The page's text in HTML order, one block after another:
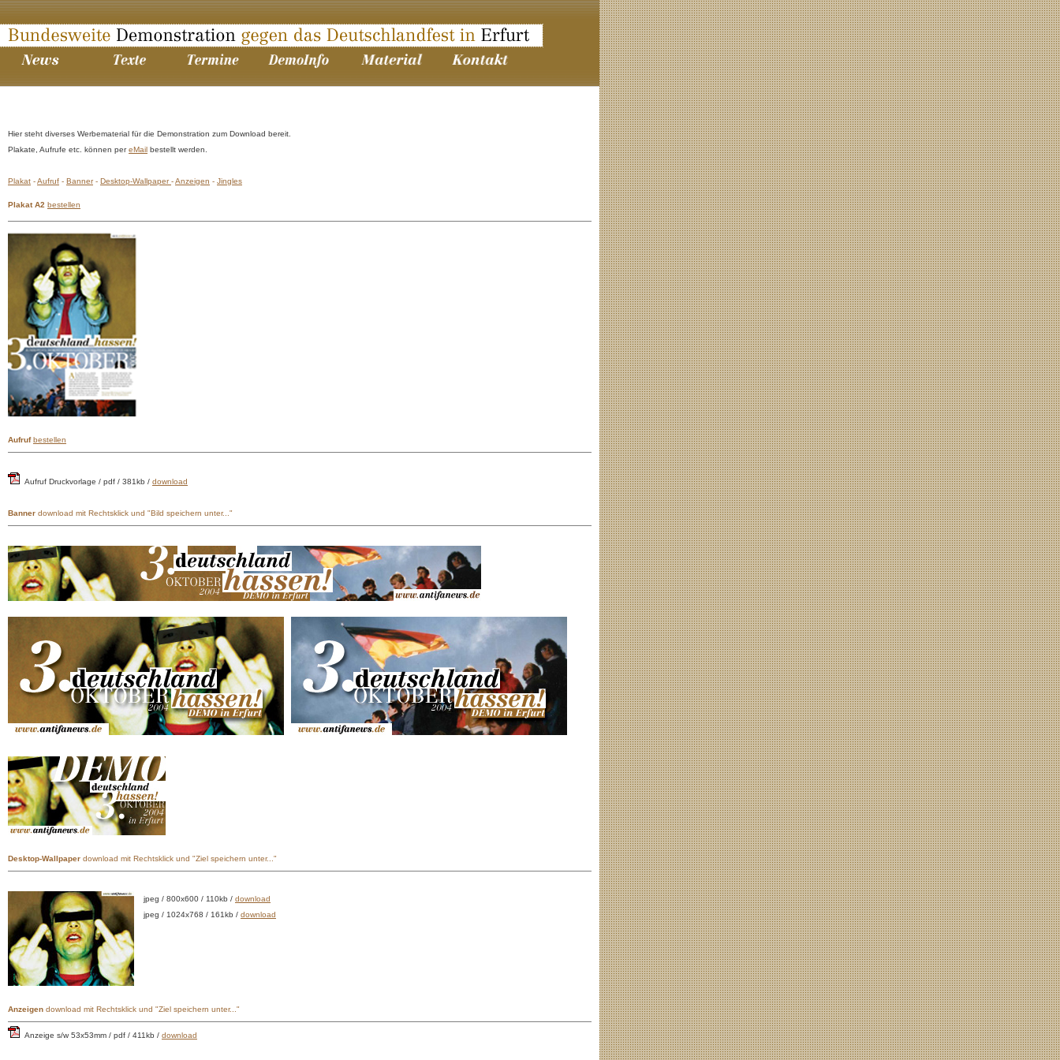
Hier steht diverses Werbematerial für die Demonstration zum Download bereit.
Plakate, Aufrufe etc. können pereMail bestellt werden.
Plakat -Aufruf - Banner- Desktop-Wallpaper-Anzeigen - Jingles
Plakat A2 bestellen
Aufruf bestellen
Aufruf Druckvorlage / pdf / 381kb / download
Banner download mit Rechtsklick und "Bild speichern unter..."
Desktop-Wallpaper download mit Rechtsklick und "Ziel speichern unter..."
jpeg / 800x600 / 110kb / download
jpeg / 1024x768 / 161kb / download
Anzeigen download mit Rechtsklick und "Ziel speichern unter..."
Anzeige s/w 53x53mm / pdf / 411kb / download